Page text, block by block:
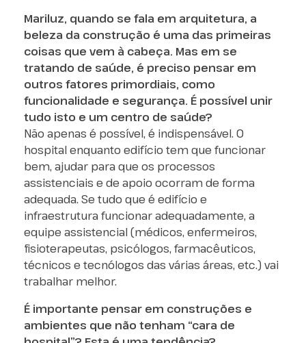
Mariluz, quando se fala em arquitetura, a
beleza da construção é uma das primeiras
coisas que vem à cabeça. Mas em se
tratando de saúde, é preciso pensar em
outros fatores primordiais, como
funcionalidade e segurança. É possível unir
tudo isto e um centro de saúde?
Não apenas é possível, é indispensável. O
hospital enquanto edifício tem que funcionar
bem, ajudar para que os processos
assistenciais e de apoio ocorram de forma
adequada. Se tudo que é edifício e
infraestrutura funcionar adequadamente, a
equipe assistencial (médicos, enfermeiros,
fisioterapeutas, psicólogos, farmacêuticos,
técnicos e tecnólogos das várias áreas, etc.) vai
trabalhar melhor.
É importante pensar em construções e
ambientes que não tenham “cara de